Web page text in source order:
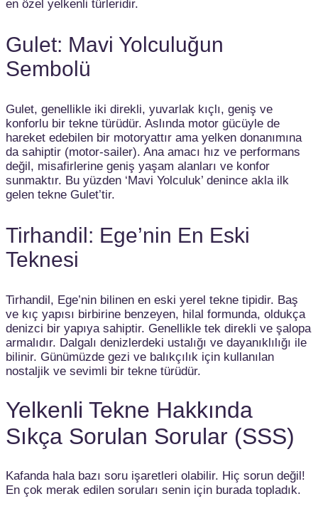
en özel yelkenli türleridir.
Gulet: Mavi Yolculuğun
Sembolü
Gulet, genellikle iki direkli, yuvarlak kıçlı, geniş ve
konforlu bir tekne türüdür. Aslında motor gücüyle de
hareket edebilen bir motoryattır ama yelken donanımına
da sahiptir (motor-sailer). Ana amacı hız ve performans
değil, misafirlerine geniş yaşam alanları ve konfor
sunmaktır. Bu yüzden ‘Mavi Yolculuk’ denince akla ilk
gelen tekne Gulet’tir.
Tirhandil: Ege’nin En Eski
Teknesi
Tirhandil, Ege’nin bilinen en eski yerel tekne tipidir. Baş
ve kıç yapısı birbirine benzeyen, hilal formunda, oldukça
denizci bir yapıya sahiptir. Genellikle tek direkli ve şalopa
armalıdır. Dalgalı denizlerdeki ustalığı ve dayanıklılığı ile
bilinir. Günümüzde gezi ve balıkçılık için kullanılan
nostaljik ve sevimli bir tekne türüdür.
Yelkenli Tekne Hakkında
Sıkça Sorulan Sorular (SSS)
Kafanda hala bazı soru işaretleri olabilir. Hiç sorun değil!
En çok merak edilen soruları senin için burada topladık.